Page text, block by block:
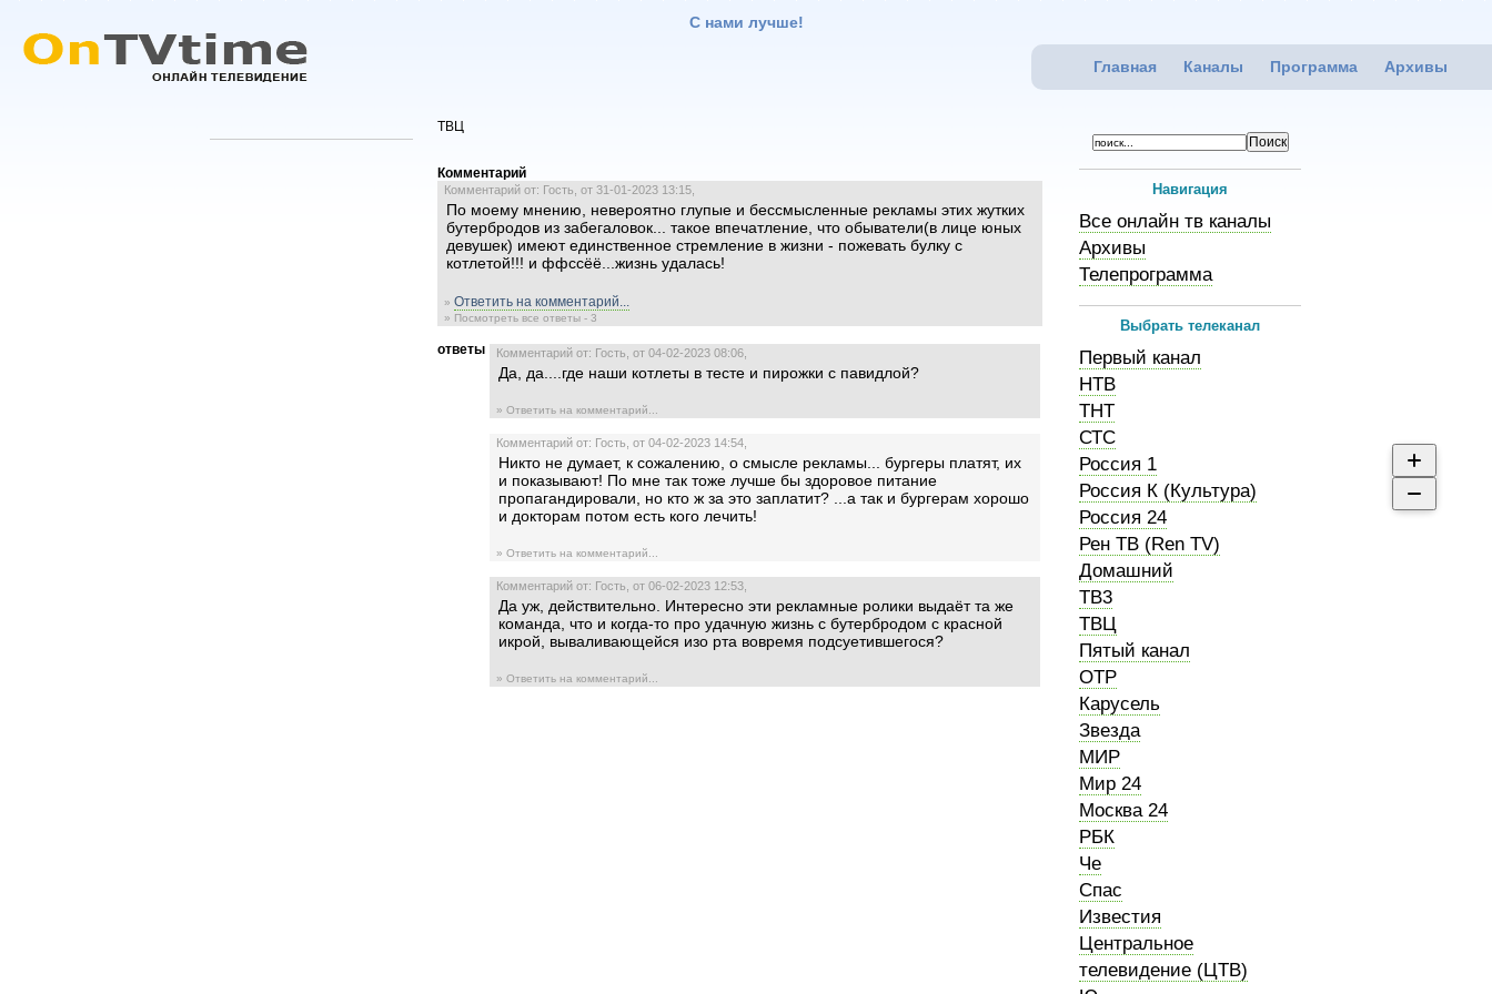
С нами лучше!
Главная Каналы Программа Архивы
ТВЦ
Комментарий
Комментарий от: Гость, от 31-01-2023 13:15,
По моему мнению, невероятно глупые и бессмысленные рекламы этих жутких
бутербродов из забегаловок... такое впечатление, что обыватели(в лице юных
девушек) имеют единственное стремление в жизни - пожевать булку с
котлетой!!! и ффссёё...жизнь удалась!
» Ответить на комментарий...
» Посмотреть все ответы - 3
ответы Комментарий от: Гость, от 04-02-2023 08:06,
Да, да....где наши котлеты в тесте и пирожки с павидлой?
» Ответить на комментарий...
Комментарий от: Гость, от 04-02-2023 14:54,
Никто не думает, к сожалению, о смысле рекламы... бургеры платят, их
и показывают! По мне так тоже лучше бы здоровое питание
пропагандировали, но кто ж за это заплатит? ...а так и бургерам хорошо
и докторам потом есть кого лечить!
» Ответить на комментарий...
Комментарий от: Гость, от 06-02-2023 12:53,
Да уж, действительно. Интересно эти рекламные ролики выдаёт та же
команда, что и когда-то про удачную жизнь с бутербродом с красной
икрой, вываливающейся изо рта вовремя подсуетившегося?
» Ответить на комментарий...
Навигация
Все онлайн тв каналы
Архивы
Телепрограмма
Выбрать телеканал
Первый канал
НТВ
ТНТ
СТС
Россия 1
Россия К (Культура)
Россия 24
Рен ТВ (Ren TV)
Домашний
ТВ3
ТВЦ
Пятый канал
ОТР
Карусель
Звезда
МИР
Мир 24
Москва 24
РБК
Че
Спас
Известия
Центральное
телевидение (ЦТВ)